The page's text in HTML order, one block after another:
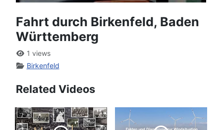
Fahrt durch Birkenfeld, Baden
Württemberg
1 views
Birkenfeld
Related Videos